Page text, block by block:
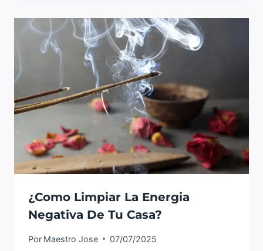
¿Como Limpiar La Energia
Negativa De Tu Casa?
Por Maestro Jose 07/07/2025